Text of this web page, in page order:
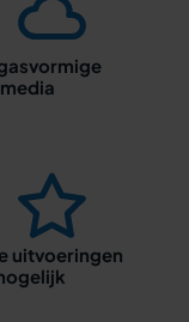
media
uitvoeringen